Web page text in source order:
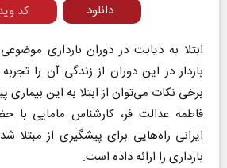
کد
دانلود
ابتلا به دیابت در دوران بارداری
باردار در این دوران از زندگی آن را
برخی نکات می‌توان از ابتلا به این بیماری
فاطمه عدالت فر، کارشناس مامایی با
ایرانی راه‌هایی برای پیشگیری از مبتلا
بارداری را ارائه داده است.